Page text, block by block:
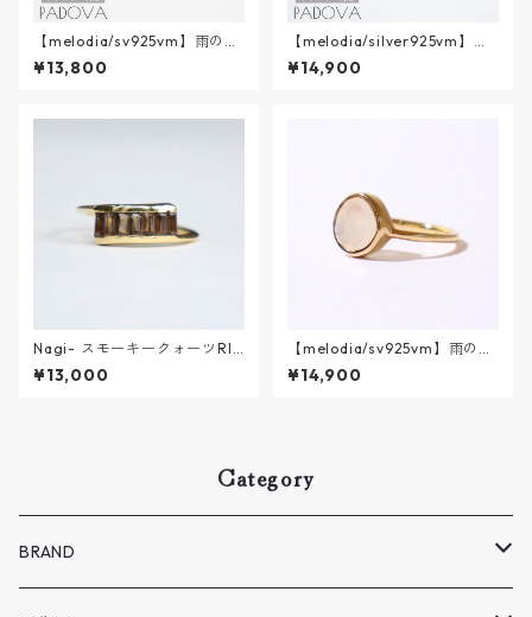
【melodia/sv925vm】雨のあ
しあと mini
¥13,800
【melodia/silver925vm】雨
のあしあとnecklace || melodi
a SV925
¥14,900
Nagi- スモーキークォーツRIN
G【K18VERMEIL】
¥13,000
【melodia/sv925vm】雨のあ
しあと || レインボームーンス
トーン
¥14,900
Category
BRAND